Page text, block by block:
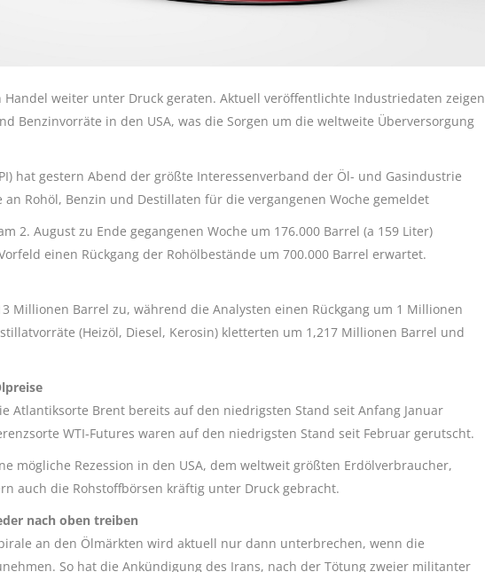
weiter unter Druck geraten. Aktuell veröffentlichte Industriedaten zeigen
Benzinvorräte in den USA, was die Sorgen um die weltweite Überversorgung
hat gestern Abend der größte Interessenverband der Öl- und Gasindustrie
Rohöl, Benzin und Destillaten für die vergangenen Woche gemeldet
2. August zu Ende gegangenen Woche um 176.000 Barrel (a 159 Liter)
einen Rückgang der Rohölbestände um 700.000 Barrel erwartet.
Millionen Barrel zu, während die Analysten einen Rückgang um 1 Millionen
(Heizöl, Diesel, Kerosin) kletterten um 1,217 Millionen Barrel und
Atlantiksorte Brent bereits auf den niedrigsten Stand seit Anfang Januar
WTI-Futures waren auf den niedrigsten Stand seit Februar gerutscht.
mögliche Rezession in den USA, dem weltweit größten Erdölverbraucher,
auch die Rohstoffbörsen kräftig unter Druck gebracht.
nach oben treiben
an den Ölmärkten wird aktuell nur dann unterbrechen, wenn die
So hat die Ankündigung des Irans, nach der Tötung zweier militanter